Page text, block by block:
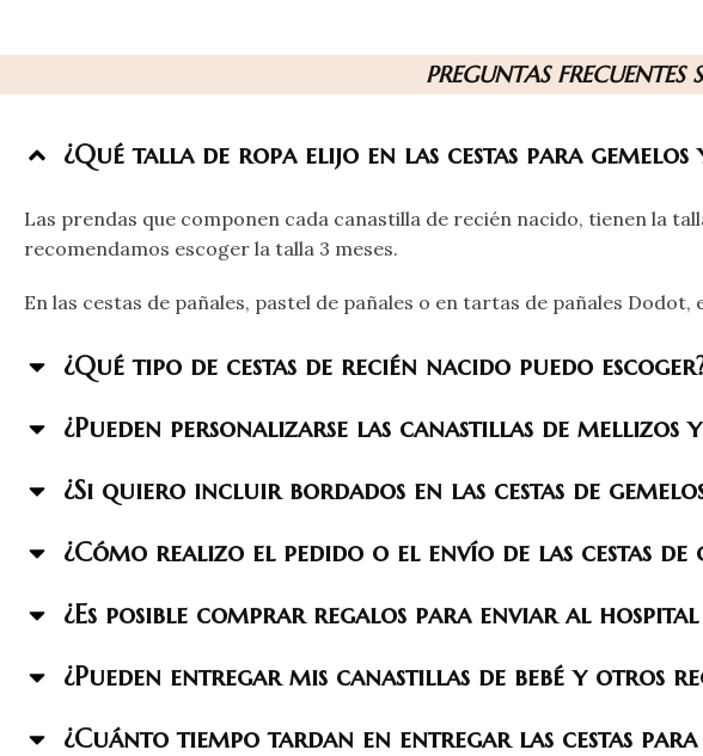
PREGUNTAS
¿Qué talla de ropa elijo en las cestas para gemelos
Las prendas que componen cada canastilla de recién nacido, tienen la
recomendamos escoger la talla 3 meses.
En las cestas de pañales, pastel de pañales o en tartas de pañales Dodot,
¿Qué tipo de cestas de recién nacido puedo
¿Pueden personalizarse las canastillas de mellizos y
¿Si quiero incluir bordados en las cestas de
¿Cómo realizo el pedido o el envío de las cestas de
¿Es posible comprar regalos para enviar al
¿Pueden entregar mis canastillas de bebé y otros
¿Cuánto tiempo tardan en entregar las cestas para